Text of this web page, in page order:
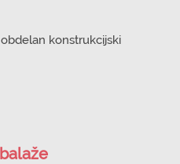
konstrukcijski